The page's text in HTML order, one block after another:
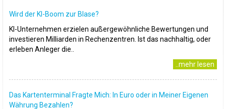
Wird der KI-Boom zur Blase?
KI-Unternehmen erzielen außergewöhnliche Bewertungen und
investieren Milliarden in Rechenzentren. Ist das nachhaltig, oder
erleben Anleger die..
..mehr lesen
Das Kartenterminal Fragte Mich: In Euro oder in Meiner Eigenen
Währung Bezahlen?